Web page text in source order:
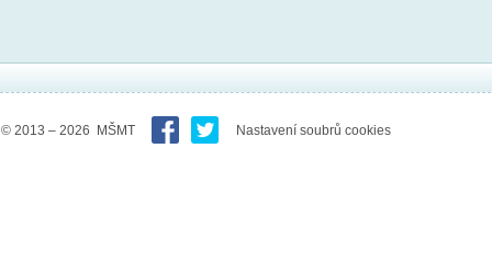
© 2013 – 2026 MŠMT Nastavení soubrů cookies